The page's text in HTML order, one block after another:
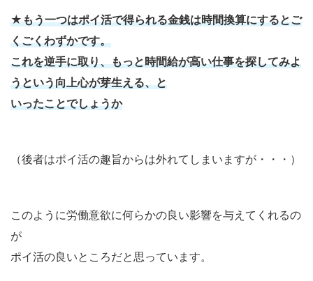
★もう一つはポイ活で得られる金銭は時間換算にするとご
くごくわずかです。
これを逆手に取り、もっと時間給が高い仕事を探してみよ
うという向上心が芽生える、と
いったことでしょうか
（後者はポイ活の趣旨からは外れてしまいますが・・・）
このように労働意欲に何らかの良い影響を与えてくれるの
が
ポイ活の良いところだと思っています。